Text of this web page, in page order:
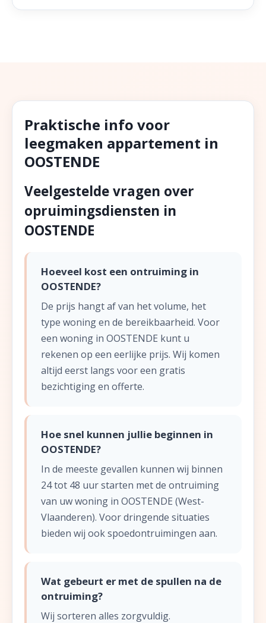
Praktische info voor
leegmaken appartement in
OOSTENDE
Veelgestelde vragen over
opruimingsdiensten in
OOSTENDE
Hoeveel kost een ontruiming in
OOSTENDE?
De prijs hangt af van het volume, het
type woning en de bereikbaarheid. Voor
een woning in OOSTENDE kunt u
rekenen op een eerlijke prijs. Wij komen
altijd eerst langs voor een gratis
bezichtiging en offerte.
Hoe snel kunnen jullie beginnen in
OOSTENDE?
In de meeste gevallen kunnen wij binnen
24 tot 48 uur starten met de ontruiming
van uw woning in OOSTENDE (West-
Vlaanderen). Voor dringende situaties
bieden wij ook spoedontruimingen aan.
Wat gebeurt er met de spullen na de
ontruiming?
Wij sorteren alles zorgvuldig.